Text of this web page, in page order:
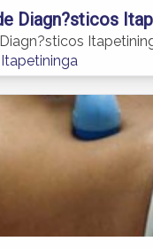
Diagn?sticos